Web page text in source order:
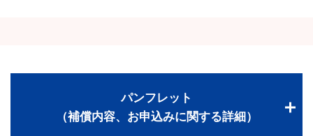
パンフレット
（補償内容、お申込みに関する詳細）